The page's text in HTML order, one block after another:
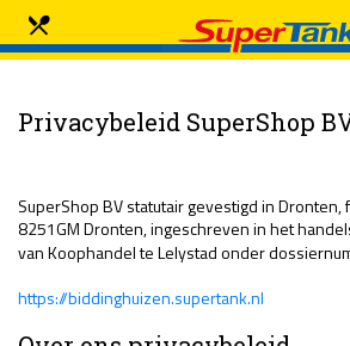
Privacybeleid SuperShop
SuperShop BV statutair gevestigd in
8251GM Dronten, ingeschreven in het
van Koophandel te Lelystad onder
https://biddinghuizen.supertank.nl